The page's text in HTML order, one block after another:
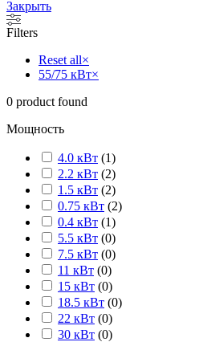
Закрыть
Filters
Reset all×
55/75 кВт×
0 product found
Мощность
4.0 кВт (1)
2.2 кВт (2)
1.5 кВт (2)
0.75 кВт (2)
0.4 кВт (1)
5.5 кВт (0)
7.5 кВт (0)
11 кВт (0)
15 кВт (0)
18.5 кВт (0)
22 кВт (0)
30 кВт (0)